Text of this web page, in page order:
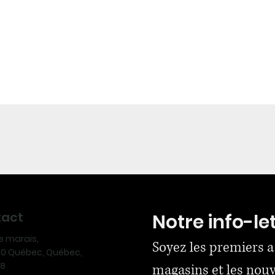
marais,
Québec, Québec,
Notre info-
Soyez les premiers
magasins et les